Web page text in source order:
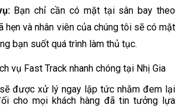
Bạn chỉ cần có mặt tại sân bay theo
hẹn và nhân viên của chúng tôi sẽ có mặt
bạn suốt quá trình làm thủ tục.
được xử lý ngay lập tức nhằm đem lại
cho mọi khách hàng đã tin tưởng lựa